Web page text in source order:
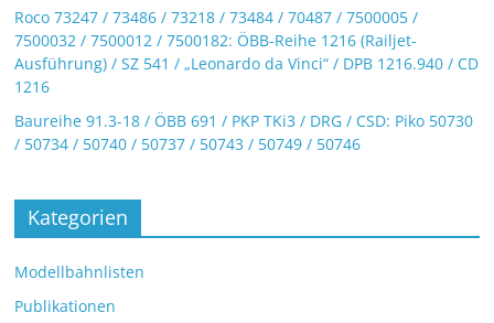
Roco 73247 / 73486 / 73218 / 73484 / 70487 / 7500005 /
7500032 / 7500012 / 7500182: ÖBB-Reihe 1216 (Railjet-
Ausführung) / SZ 541 / „Leonardo da Vinci“ / DPB 1216.940 / CD
1216
Baureihe 91.3-18 / ÖBB 691 / PKP TKi3 / DRG / CSD: Piko 50730
/ 50734 / 50740 / 50737 / 50743 / 50749 / 50746
Kategorien
Modellbahnlisten
Publikationen